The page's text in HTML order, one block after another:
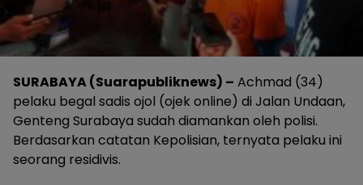
SURABAYA (Suarapubliknews) – Achmad (34)
pelaku begal sadis ojol (ojek online) di Jalan Undaan,
Genteng Surabaya sudah diamankan oleh polisi.
Berdasarkan catatan Kepolisian, ternyata pelaku ini
seorang residivis.